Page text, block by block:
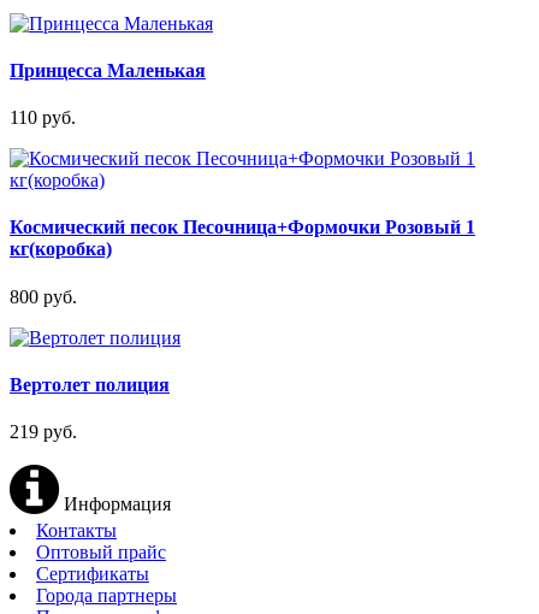
Принцесса Маленькая
110 руб.
Космический песок Песочница+Формочки Розовый 1
кг(коробка)
800 руб.
Вертолет полиция
219 руб.
Информация
Контакты
Оптовый прайс
Сертификаты
Города партнеры